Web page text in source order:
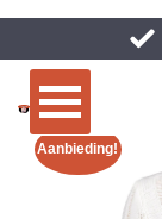
Aanbieding!